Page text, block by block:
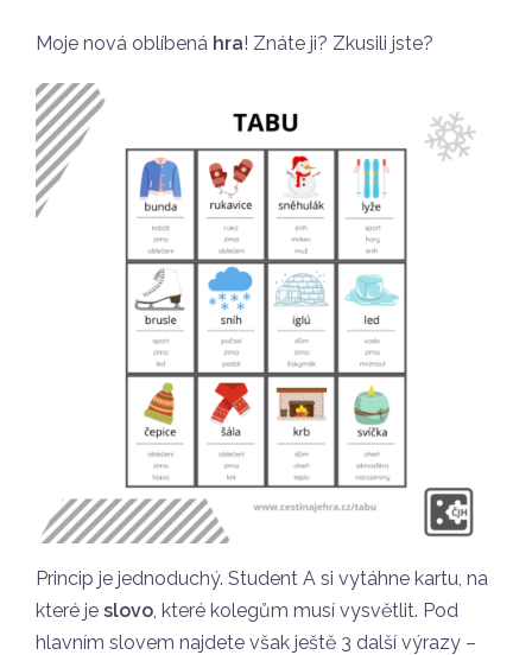
Moje nová oblíbená hra! Znáte ji? Zkusili jste?
Princip je jednoduchý. Student A si vytáhne kartu, na
které je slovo, které kolegům musí vysvětlit. Pod
hlavním slovem najdete však ještě 3 další výrazy –